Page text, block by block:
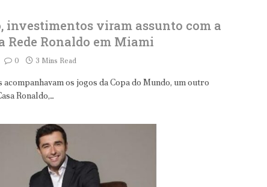
investimentos viram assunto com a
Rede Ronaldo em Miami
0 3 Mins Read
os jogos da Copa do Mundo, um outro
Ronaldo,…